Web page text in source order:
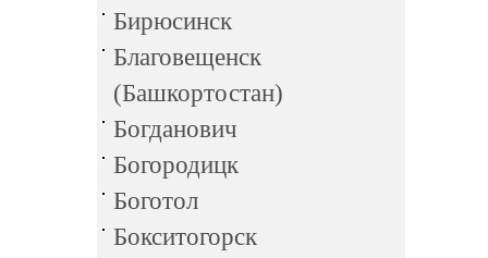
Бирюсинск
Благовещенск
(Башкортостан)
Богданович
Богородицк
Боготол
Бокситогорск